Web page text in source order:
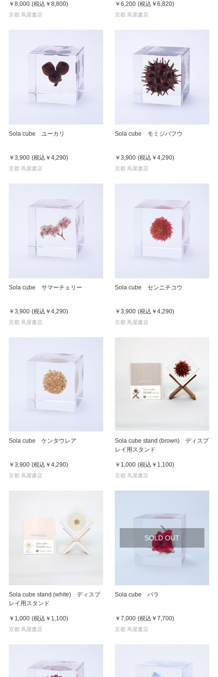
￥8,000 (税込 ￥8,800)
京都 蔦屋書店
￥6,200 (税込 ￥6,820)
京都 蔦屋書店
Sola cube ユーカリ
￥3,900 (税込 ￥4,290)
京都 蔦屋書店
Sola cube モミジバフウ
￥3,900 (税込 ￥4,290)
京都 蔦屋書店
Sola cube サマーチェリー
￥3,900 (税込 ￥4,290)
京都 蔦屋書店
Sola cube センニチコウ
￥3,900 (税込 ￥4,290)
京都 蔦屋書店
Sola cube ケンタウレア
￥3,900 (税込 ￥4,290)
京都 蔦屋書店
Sola cube stand (brown) ディスプ
レイ用スタンド
￥1,000 (税込 ￥1,100)
京都 蔦屋書店
Sola cube stand (white) ディスプ
レイ用スタンド
￥1,000 (税込 ￥1,100)
京都 蔦屋書店
SOLD OUT
Sola cube バラ
￥7,000 (税込 ￥7,700)
京都 蔦屋書店